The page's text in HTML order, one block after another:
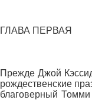
ГЛАВА ПЕРВАЯ
Прежде Джой
рождественские
благоверный